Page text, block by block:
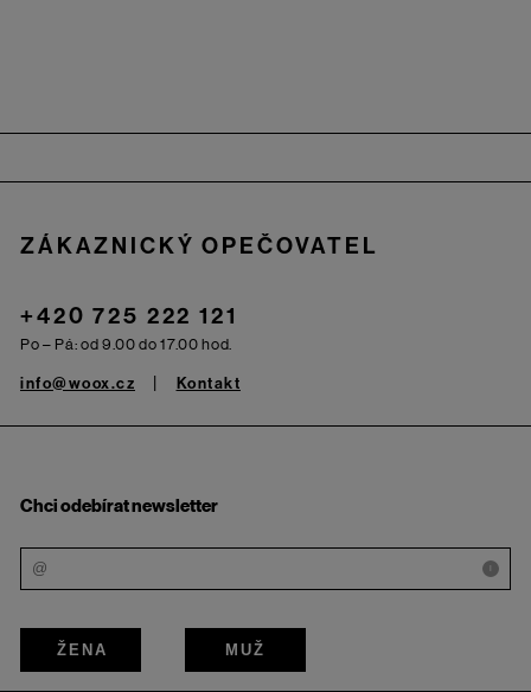
ZÁKAZNICKÝ OPEČOVATEL
+420 725 222 121
Po – Pá: od 9.00 do 17.00 hod.
info@woox.cz Kontakt
Chci odebírat newsletter
i
ŽENA MUŽ